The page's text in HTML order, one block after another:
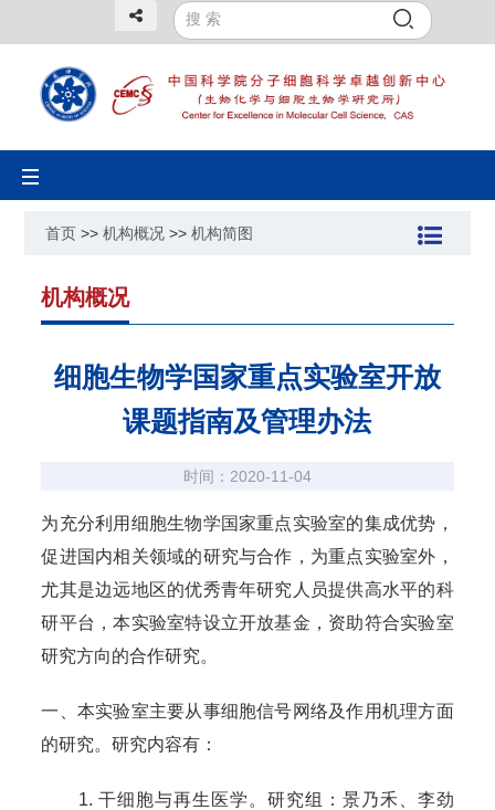
Toggle
navigation
首页 >>机构概况 >>机构简图
机构概况
细胞生物学国家重点实验室开放
课题指南及管理办法
时间：2020-11-04
为充分利用细胞生物学国家重点实验室的集成优势，
促进国内相关领域的研究与合作，为重点实验室外，
尤其是边远地区的优秀青年研究人员提供高水平的科
研平台，本实验室特设立开放基金，资助符合实验室
研究方向的合作研究。
一、本实验室主要从事细胞信号网络及作用机理方面
的研究。研究内容有：
1. 干细胞与再生医学。研究组：景乃禾、李劲